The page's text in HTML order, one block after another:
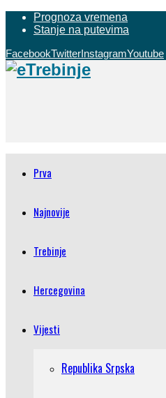
Prognoza vremena
Stanje na putevima
FacebookTwitterInstagramYoutube
Prva
Najnovije
Trebinje
Hercegovina
Vijesti
Republika Srpska